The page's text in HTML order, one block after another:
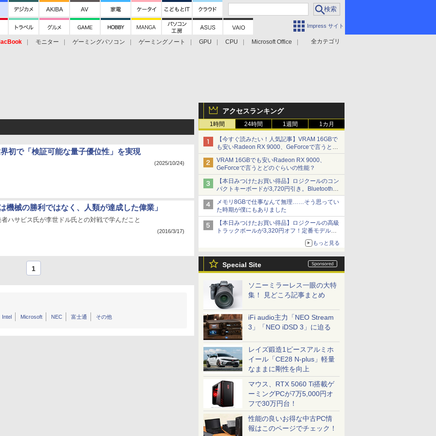
Impress サイト
全カテゴリ
モニター ゲーミングパソコン ゲーミングノート GPU CPU Microsoft Office
アクセスランキング
1時間 24時間 1週間 1カ月
【今すぐ読みたい！人気記事】VRAM 16GBで
も安いRadeon RX 9000、GeForceで言うとど
のぐらいの性能？ - PC Watch
VRAM 16GBでも安いRadeon RX 9000、
GeForceで言うとどのぐらいの性能？
【本日みつけたお買い得品】ロジクールのコン
パクトキーボードが3,720円引き。Bluetoothで3
台接続対応
メモリ8GBで仕事なんて無理……そう思ってい
た時期が僕にもありました
【本日みつけたお買い得品】ロジクールの高級
トラックボールが3,320円オフ！定番モデルも
もっと見る
Special Site
ソニーミラーレス一眼の大特
集！ 見どころ記事まとめ
iFi audio主力「NEO Stream
3」「NEO iDSD 3」に迫る
レイズ鍛造1ピースアルミホ
イール「CE28 N-plus」軽量
なままに剛性を向上
マウス、RTX 5060 Ti搭載ゲ
ーミングPCが7万5,000円オ
フで30万円台！
性能の良いお得な中古PC情
報はこのページでチェック！
初で「検証可能な量子優位性」を実現
(2025/10/24)
機械の勝利ではなく、人類が達成した偉業」
ハサビス氏が李世ドル氏との対戦で学んだこと
(2016/3/17)
1
Intel Microsoft NEC 富士通 その他